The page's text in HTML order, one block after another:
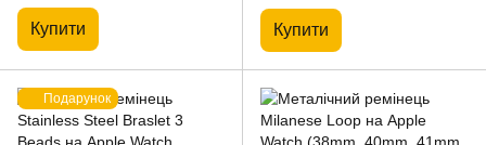
Купити
Silver-Brown
Купити
Подарунок